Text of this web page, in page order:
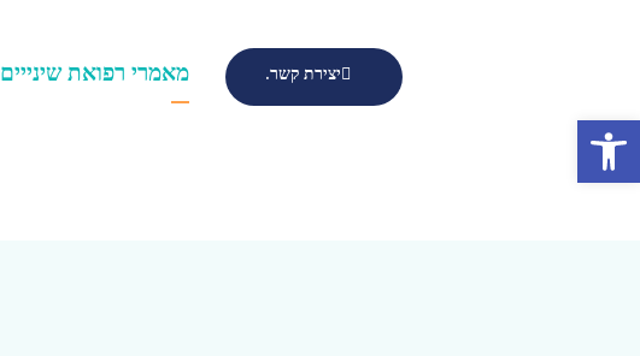
יצירת קשר. מאמרי רפואת שינייים
פתח סרגל נגישות